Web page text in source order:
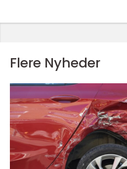
Flere Nyheder